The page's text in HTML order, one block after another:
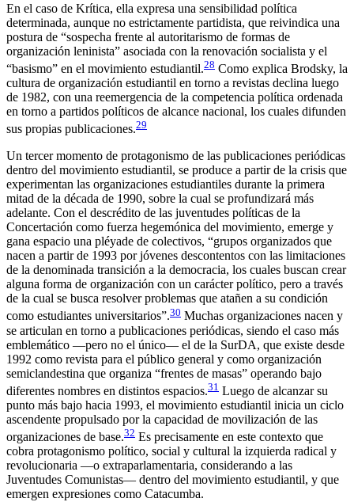
En el caso de Krítica, ella expresa una sensibilidad política
determinada, aunque no estrictamente partidista, que reivindica una
postura de “sospecha frente al autoritarismo de formas de
organización leninista” asociada con la renovación socialista y el
“basismo” en el movimiento estudiantil.28 Como explica Brodsky, la
cultura de organización estudiantil en torno a revistas declina luego
de 1982, con una reemergencia de la competencia política ordenada
en torno a partidos políticos de alcance nacional, los cuales difunden
sus propias publicaciones.29
Un tercer momento de protagonismo de las publicaciones periódicas
dentro del movimiento estudiantil, se produce a partir de la crisis que
experimentan las organizaciones estudiantiles durante la primera
mitad de la década de 1990, sobre la cual se profundizará más
adelante. Con el descrédito de las juventudes políticas de la
Concertación como fuerza hegemónica del movimiento, emerge y
gana espacio una pléyade de colectivos, “grupos organizados que
nacen a partir de 1993 por jóvenes descontentos con las limitaciones
de la denominada transición a la democracia, los cuales buscan crear
alguna forma de organización con un carácter político, pero a través
de la cual se busca resolver problemas que atañen a su condición
como estudiantes universitarios”.30 Muchas organizaciones nacen y
se articulan en torno a publicaciones periódicas, siendo el caso más
emblemático —pero no el único— el de la SurDA, que existe desde
1992 como revista para el público general y como organización
semiclandestina que organiza “frentes de masas” operando bajo
diferentes nombres en distintos espacios.31 Luego de alcanzar su
punto más bajo hacia 1993, el movimiento estudiantil inicia un ciclo
ascendente propulsado por la capacidad de movilización de las
organizaciones de base.32 Es precisamente en este contexto que
cobra protagonismo político, social y cultural la izquierda radical y
revolucionaria —o extraparlamentaria, considerando a las
Juventudes Comunistas— dentro del movimiento estudiantil, y que
emergen expresiones como Catacumba.